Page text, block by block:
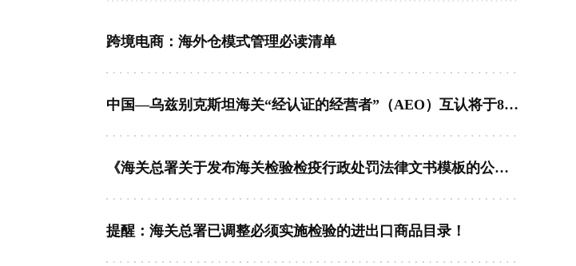
跨境电商：海外仓模式管理必读清单
中国—乌兹别克斯坦海关“经认证的经营者”（AEO）互认将于8月1日起正式实施
《海关总署关于发布海关检验检疫行政处罚法律文书模板的公告》政策解读
提醒：海关总署已调整必须实施检验的进出口商品目录！